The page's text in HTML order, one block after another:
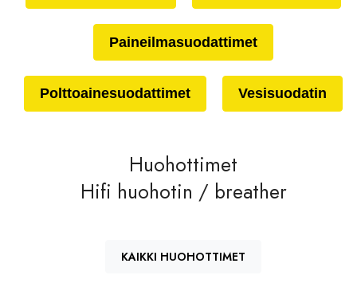
Paineilmasuodattimet
Polttoainesuodattimet Vesisuodatin
Huohottimet
Hifi huohotin / breather
KAIKKI HUOHOTTIMET